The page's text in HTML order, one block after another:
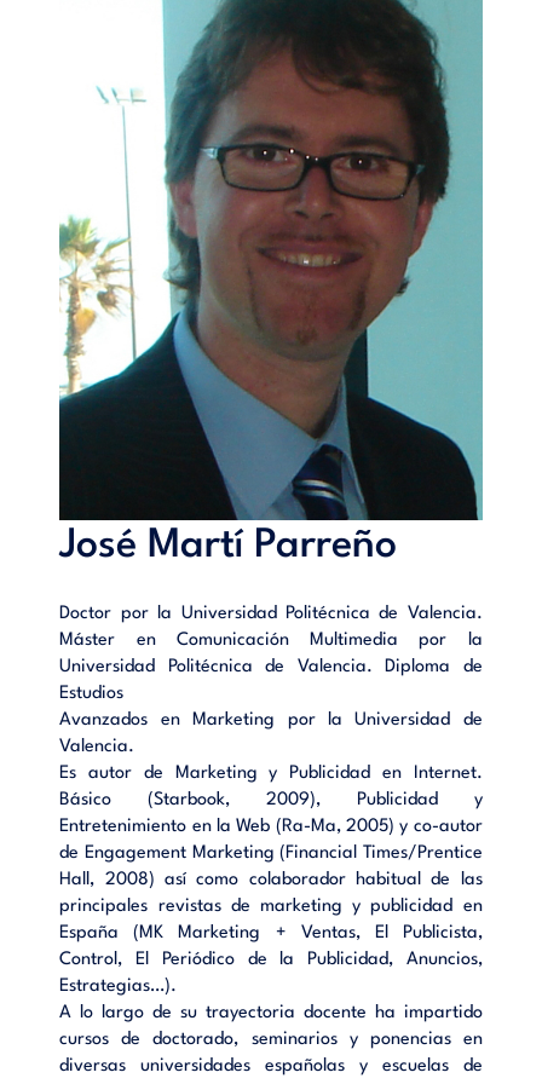
prometedoras cuestiones de investigación.
El libro supone la culminación de tres años de investigación
del autor (José Martí Parreño) en el campo del marketing y la
publicidad mediante videojuegos en los que ha desarrollado
diversos estudios empíricos que incluyen la medición de la
eficacia sobre diversos parámetros (recuerdo y actitud) así
como el papel de los diferentes antecedentes que influyen en
la actitud de los videojugadores hacia este tipo de
herramienta publicitaria.
Índice
Los videojuegos.- Los videojuegos en las comunicaciones de
marketing.- Objetivos de las comunicaciones de marketing
mediantes videojuegos.- Marco general para la integración
de marcas/productos en videojuegos.- Medición de la
efectividad.- Aspectos legales de la publicidad en
videojuegos.- Otras acciones de marketing mediante
videojuegos.- Conclusiones.
José Martí Parreño
Doctor por la Universidad Politécnica de Valencia.
Máster en Comunicación Multimedia por la
Universidad Politécnica de Valencia. Diploma de
Estudios
Avanzados en Marketing por la Universidad de
Valencia.
Es autor de Marketing y Publicidad en Internet.
Básico (Starbook, 2009), Publicidad y
Entretenimiento en la Web (Ra-Ma, 2005) y co-autor
de Engagement Marketing (Financial Times/Prentice
Hall, 2008) así como colaborador habitual de las
principales revistas de marketing y publicidad en
España (MK Marketing + Ventas, El Publicista,
Control, El Periódico de la Publicidad, Anuncios,
Estrategias…).
A lo largo de su trayectoria docente ha impartido
cursos de doctorado, seminarios y ponencias en
diversas universidades españolas y escuelas de